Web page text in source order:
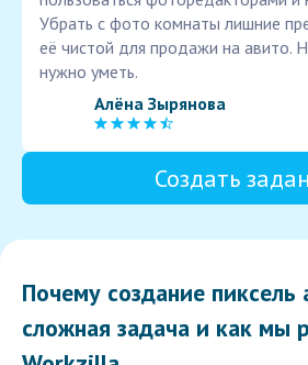
Убрать с фото комнаты лишние
её чистой для продажи на авито.
нужно уметь.
Алёна Зырянова
Создать
Почему создание пиксель
сложная задача и как мы